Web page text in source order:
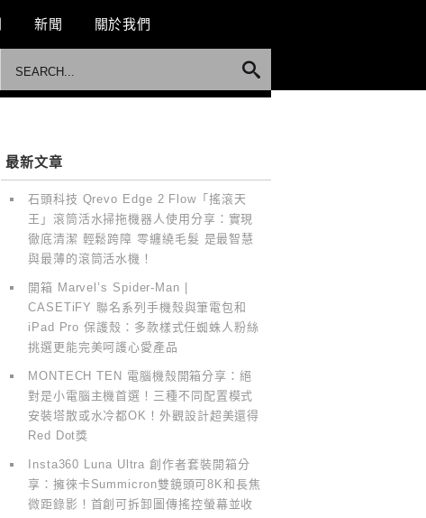
新聞 關於我們
最新文章
石頭科技 Qrevo Edge 2 Flow「搖滾天
王」滾筒活水掃拖機器人使用分享：實現
徹底清潔 輕鬆跨障 零纏繞毛髮 是最智慧
與最薄的滾筒活水機！
開箱 Marvel’s Spider-Man |
CASETiFY 聯名系列手機殼與筆電包和
iPad Pro 保護殼：多款樣式任蜘蛛人粉絲
挑選更能完美呵護心愛產品
MONTECH TEN 電腦機殼開箱分享：絕
對是小電腦主機首選！三種不同配置模式
安裝塔散或水冷都OK！外觀設計超美還得
Red Dot獎
Insta360 Luna Ultra 創作者套裝開箱分
享：擁徠卡Summicron雙鏡頭可8K和長焦
微距錄影！首創可拆卸圖傳搖控螢幕並收